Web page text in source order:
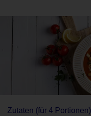
Zutaten (für 4 Portionen)